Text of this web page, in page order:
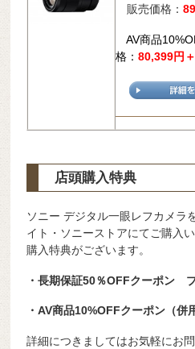
販売価格：
AV商品
格：80,399円
店頭購入特典
ソニー デジタル一眼レフカメラ
イト・ソニーストアにてご購入
購入特典がございます。
・長期保証50％OFFクーポン
・AV商品10%OFFクーポン（
詳細につきましてはお気軽にお